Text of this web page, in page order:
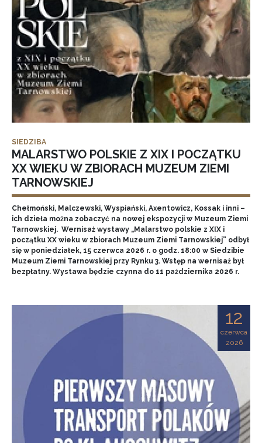
SIEDZIBA
MALARSTWO POLSKIE Z XIX I POCZĄTKU
XX WIEKU W ZBIORACH MUZEUM ZIEMI
TARNOWSKIEJ
Chełmoński, Malczewski, Wyspiański, Axentowicz, Kossak i inni –
ich dzieła można zobaczyć na nowej ekspozycji w Muzeum Ziemi
Tarnowskiej. Wernisaż wystawy „Malarstwo polskie z XIX i
początku XX wieku w zbiorach Muzeum Ziemi Tarnowskiej” odbył
się w poniedziałek, 15 czerwca 2026 r. o godz. 18:00 w Siedzibie
Muzeum Ziemi Tarnowskiej przy Rynku 3. Wstęp na wernisaż był
bezpłatny. Wystawa będzie czynna do 11 października 2026 r.
12
czerwca
2026